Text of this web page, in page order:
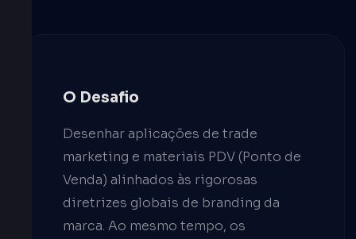
O Desafio
Desenhar aplicações de trade
marketing e materiais PDV (Ponto de
Venda) alinhados às rigorosas
diretrizes globais de branding da
marca. Ao mesmo tempo, os